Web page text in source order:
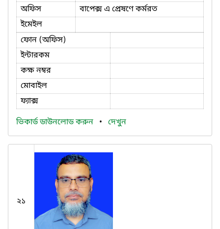
অফিস
বাপেক্স এ প্রেষণে কর্মরত
ইমেইল
ফোন (অফিস)
ইন্টারকম
কক্ষ নম্বর
মোবাইল
ফ্যাক্স
ভিকার্ড ডাউনলোড করুন • দেখুন
২১